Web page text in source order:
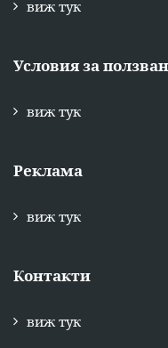
виж тук
Условия за
виж тук
Реклама
виж тук
Контакти
виж тук